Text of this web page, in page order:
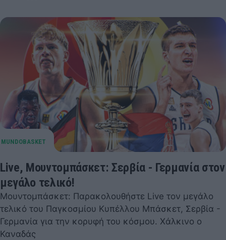
Live, Μουντομπάσκετ: Σερβία - Γερμανία στον
μεγάλο τελικό!
Μουντομπάσκετ: Παρακολουθήστε Live τον μεγάλο
τελικό του Παγκοσμίου Κυπέλλου Μπάσκετ, Σερβία -
Γερμανία για την κορυφή του κόσμου. Χάλκινο ο
Καναδάς